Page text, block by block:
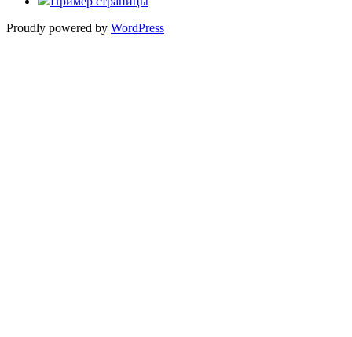
Proudly powered by WordPress